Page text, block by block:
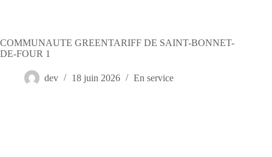
COMMUNAUTE GREENTARIFF DE SAINT-BONNET-
DE-FOUR 1
dev 18 juin 2026 En service